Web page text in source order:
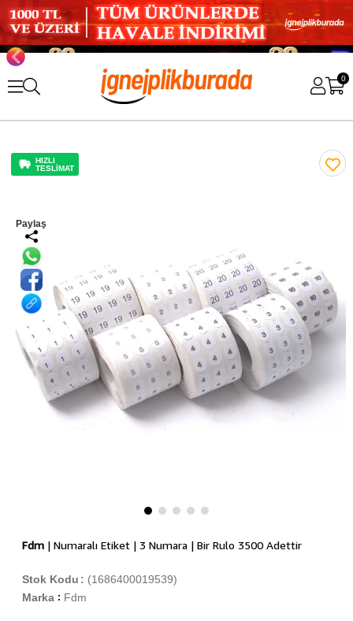
0
HIZLI
TESLİMAT
Paylaş
Fdm| Numaralı Etiket | 3 Numara | Bir Rulo 3500 Adettir
(1686400019539)
Stok Kodu
Marka : Fdm